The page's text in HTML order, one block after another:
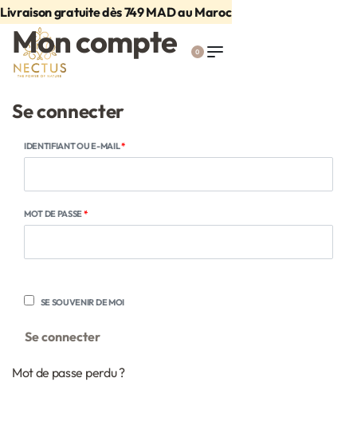
Livraison gratuite dès 749 MAD au Maroc
0
Mon compte
Se connecter
IDENTIFIANT OU E-MAIL*
MOT DE PASSE*
SE SOUVENIR DE MOI
Se connecter
Mot de passe perdu ?